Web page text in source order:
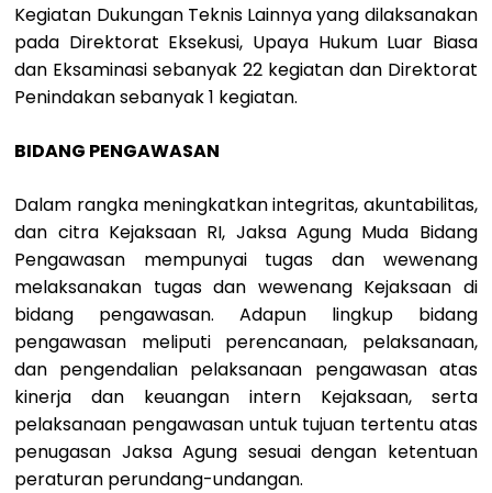
Kegiatan Dukungan Teknis Lainnya yang dilaksanakan
pada Direktorat Eksekusi, Upaya Hukum Luar Biasa
dan Eksaminasi sebanyak 22 kegiatan dan Direktorat
Penindakan sebanyak 1 kegiatan.
BIDANG PENGAWASAN
Dalam rangka meningkatkan integritas, akuntabilitas,
dan citra Kejaksaan RI, Jaksa Agung Muda Bidang
Pengawasan mempunyai tugas dan wewenang
melaksanakan tugas dan wewenang Kejaksaan di
bidang pengawasan. Adapun lingkup bidang
pengawasan meliputi perencanaan, pelaksanaan,
dan pengendalian pelaksanaan pengawasan atas
kinerja dan keuangan intern Kejaksaan, serta
pelaksanaan pengawasan untuk tujuan tertentu atas
penugasan Jaksa Agung sesuai dengan ketentuan
peraturan perundang-undangan.